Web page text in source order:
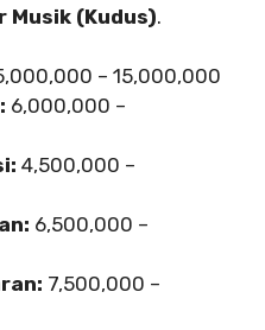
Musik (Kudus).
– 15,000,000
6,000,000 –
4,500,000 –
6,500,000 –
7,500,000 –